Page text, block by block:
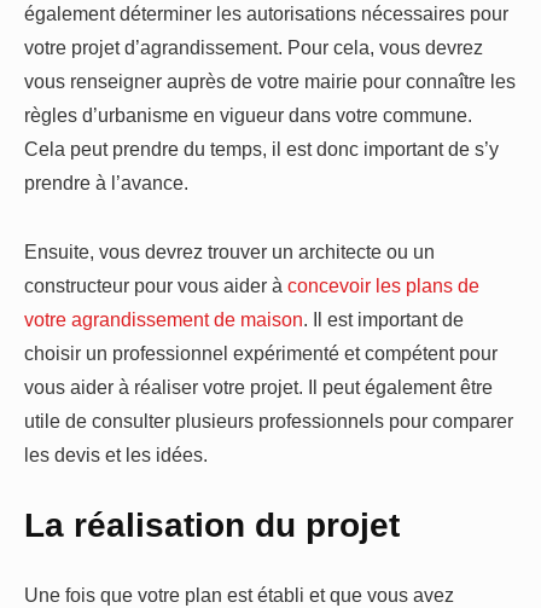
également déterminer les autorisations nécessaires pour
votre projet d’agrandissement. Pour cela, vous devrez
vous renseigner auprès de votre mairie pour connaître les
règles d’urbanisme en vigueur dans votre commune.
Cela peut prendre du temps, il est donc important de s’y
prendre à l’avance.
Ensuite, vous devrez trouver un architecte ou un
constructeur pour vous aider à concevoir les plans de
votre agrandissement de maison. Il est important de
choisir un professionnel expérimenté et compétent pour
vous aider à réaliser votre projet. Il peut également être
utile de consulter plusieurs professionnels pour comparer
les devis et les idées.
La réalisation du projet
Une fois que votre plan est établi et que vous avez